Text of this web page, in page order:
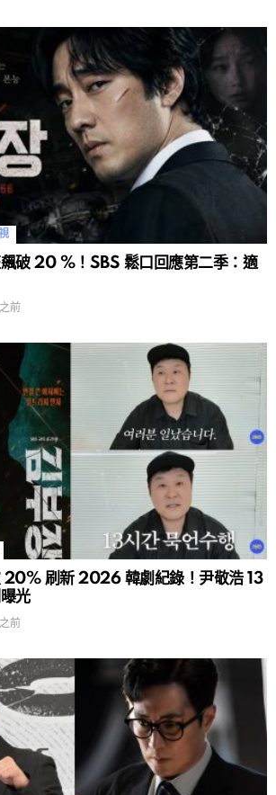
飆破 20 %！SBS 鬆口回應第二季：適
前
20% 刷新 2026 韓劇紀錄！尹敬浩 13
光
前